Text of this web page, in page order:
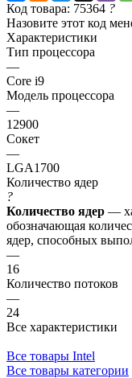
Код товара: 75364 ?
Назовите этот код
Характеристики
Тип процессора
—
Core i9
Модель процессора
—
12900
Сокет
—
LGA1700
Количество ядер
?
Количество ядер —
обозначающая
ядер, способных
—
16
Количество потоков
—
24
Все характеристики
Все товары Intel
Все товары категории